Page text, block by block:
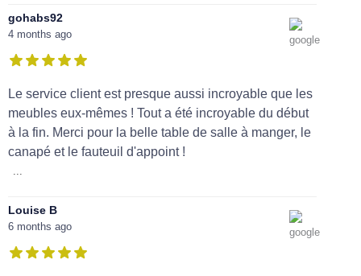
gohabs92
4 months ago
Le service client est presque aussi incroyable que les
meubles eux-mêmes ! Tout a été incroyable du début
à la fin. Merci pour la belle table de salle à manger, le
canapé et le fauteuil d'appoint !
...
Louise B
6 months ago